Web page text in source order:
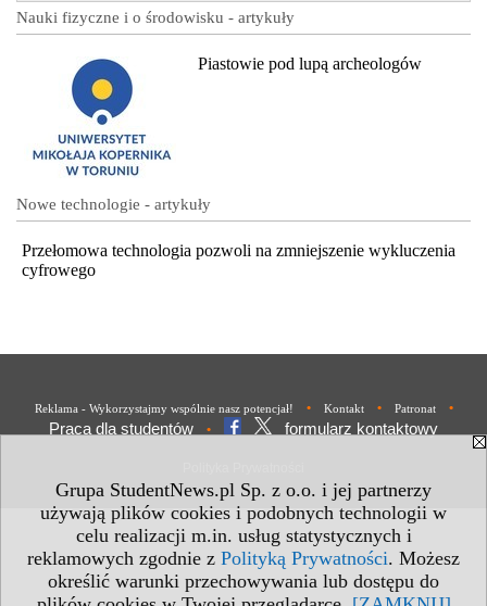
Grupa StudentNews.pl Sp. z o.o. i jej partnerzy
używają plików cookies i podobnych technologii w
celu realizacji m.in. usług statystycznych i
reklamowych zgodnie z Polityką Prywatności. Możesz
określić warunki przechowywania lub dostępu do
Nauki fizyczne i o środowisku - artykuły
Piastowie pod lupą archeologów
Nowe technologie - artykuły
Przełomowa technologia pozwoli na zmniejszenie wykluczenia
cyfrowego
Reklama - Wykorzystajmy wspólnie nasz potencjał! • Kontakt • Patronat •
Praca dla studentów • formularz kontaktowy